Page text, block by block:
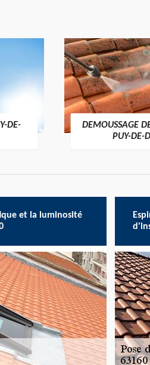
DE-
DEMOUSSAGE
PUY-DE-
et la luminosité